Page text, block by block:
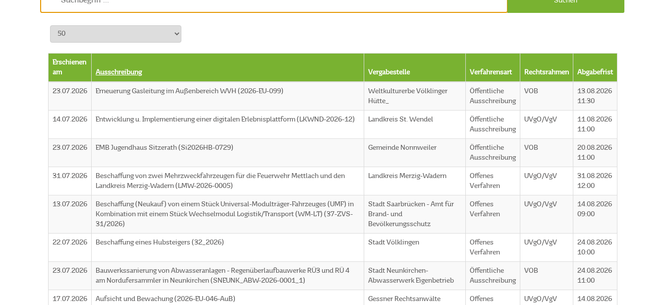
Erschienen
am
Ausschreibung Vergabestelle Verfahrensart Rechtsrahmen Abgabefrist
23.07.2026 Erneuerung Gasleitung im Außenbereich WVH (2026-EU-099)
Weltkulturerbe Völklinger
Hütte_
Öffentliche
Ausschreibung
VOB
13.08.2026
11:30
14.07.2026 Entwicklung u. Implementierung einer digitalen Erlebnisplattform (LKWND-2026-12) Landkreis St. Wendel
Öffentliche
Ausschreibung
UVgO/VgV
11.08.2026
11:00
23.07.2026 EMB Jugendhaus Sitzerath (Si2026HB-0729) Gemeinde Nonnweiler
Öffentliche
Ausschreibung
VOB
20.08.2026
11:00
31.07.2026
Beschaffung von zwei Mehrzweckfahrzeugen für die Feuerwehr Mettlach und den
Landkreis Merzig-Wadern (LMW-2026-0005)
Landkreis Merzig-Wadern
Offenes
Verfahren
UVgO/VgV
31.08.2026
12:00
13.07.2026
Beschaffung (Neukauf) von einem Stück Universal-Modulträger-Fahrzeuges (UMF) in
Kombination mit einem Stück Wechselmodul Logistik/Transport (WM-LT) (37-ZVS-
31/2026)
Stadt Saarbrücken - Amt für
Brand- und
Bevölkerungsschutz
Offenes
Verfahren
UVgO/VgV
14.08.2026
09:00
22.07.2026 Beschaffung eines Hubsteigers (32_2026) Stadt Völklingen
Offenes
Verfahren
UVgO/VgV
24.08.2026
10:00
23.07.2026
Bauwerkssanierung von Abwasseranlagen - Regenüberlaufbauwerke RÜ3 und RÜ 4
am Nordufersammler in Neunkirchen (SNEUNK_ABW-2026-0001_1)
Stadt Neunkirchen-
Abwasserwerk Eigenbetrieb
Öffentliche
Ausschreibung
VOB
24.08.2026
11:00
17.07.2026 Aufsicht und Bewachung (2026-EU-046-AuB) Gessner Rechtsanwälte Offenes UVgO/VgV 14.08.2026